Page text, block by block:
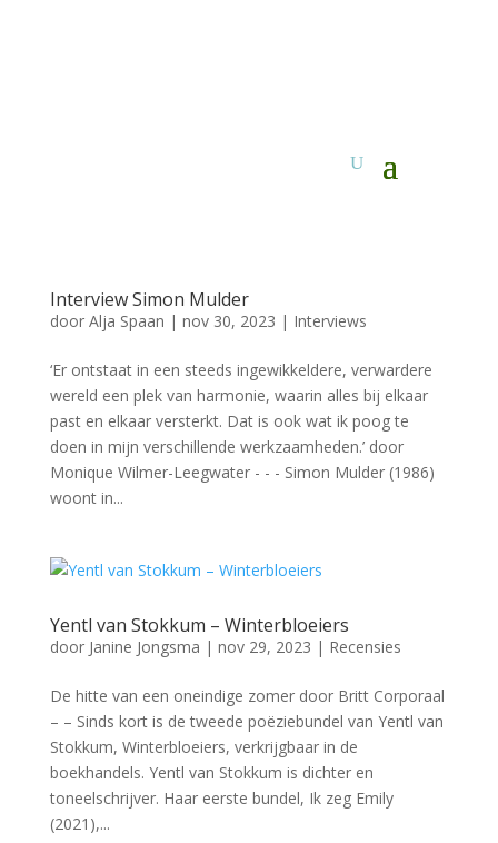
Interview Simon Mulder
door Alja Spaan | nov 30, 2023 | Interviews
‘Er ontstaat in een steeds ingewikkeldere, verwardere
wereld een plek van harmonie, waarin alles bij elkaar
past en elkaar versterkt. Dat is ook wat ik poog te
doen in mijn verschillende werkzaamheden.’ door
Monique Wilmer-Leegwater - - - Simon Mulder (1986)
woont in...
Yentl van Stokkum – Winterbloeiers
door Janine Jongsma | nov 29, 2023 | Recensies
De hitte van een oneindige zomer door Britt Corporaal
– – Sinds kort is de tweede poëziebundel van Yentl van
Stokkum, Winterbloeiers, verkrijgbaar in de
boekhandels. Yentl van Stokkum is dichter en
toneelschrijver. Haar eerste bundel, Ik zeg Emily
(2021),...